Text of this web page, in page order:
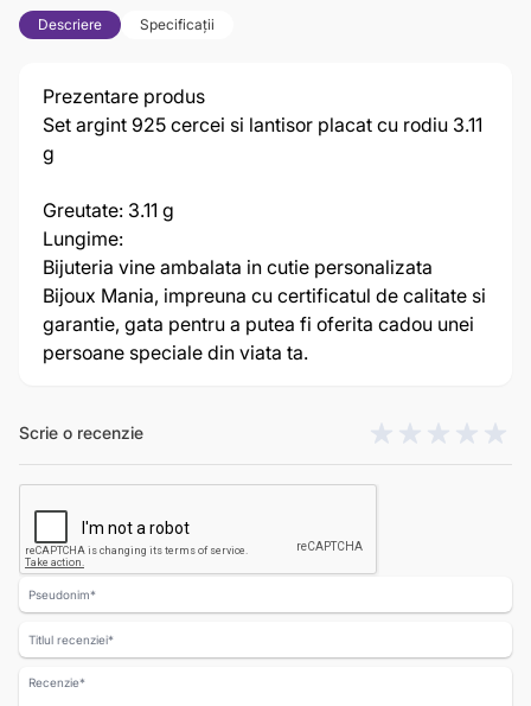
Descriere Specificații
Prezentare produs
Set argint 925 cercei si lantisor placat cu rodiu 3.11
g
Greutate: 3.11 g
Lungime:
Bijuteria vine ambalata in cutie personalizata
Bijoux Mania, impreuna cu certificatul de calitate si
garantie, gata pentru a putea fi oferita cadou unei
persoane speciale din viata ta.
Scrie o recenzie
Nume
Titlul recenziei
Recenzie